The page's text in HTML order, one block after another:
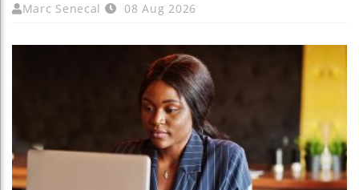
Marc Senecal 08 Aug 2026